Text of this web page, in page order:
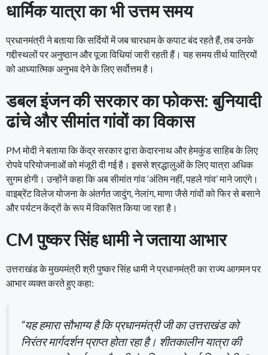
धार्मिक यात्रा का भी उत्तम समय
प्रधानमंत्री ने बताया कि सर्दियों में जब चारधाम के कपाट बंद रहते हैं, तब उनके
गद्दीस्थलों पर अनुष्ठान और पूजा विधियां जारी रहती हैं। यह समय तीर्थ यात्रियों
को आध्यात्मिक अनुभव देने के लिए सर्वोत्तम है।
डबल इंजन की सरकार का फोकस: बुनियादी
ढांचे और सीमांत गांवों का विकास
PM मोदी ने बताया कि केंद्र सरकार द्वारा केदारनाथ और हेमकुंड साहिब के लिए
रोपवे परियोजनाओं को मंजूरी दी गई है। इससे श्रद्धालुओं के लिए यात्रा अधिक
सुगम होगी। उन्होंने कहा कि अब सीमांत गांव ‘अंतिम नहीं, पहले गांव’ माने जाएंगे।
वाइब्रेंट विलेज योजना के अंतर्गत जादुंग, नेलांग, माणा जैसे गांवों को फिर से बसाने
और पर्यटन केंद्रों के रूप में विकसित किया जा रहा है।
CM पुष्कर सिंह धामी ने जताया आभार
उत्तराखंड के मुख्यमंत्री श्री पुष्कर सिंह धामी ने प्रधानमंत्री का राज्य आगमन पर
आभार व्यक्त करते हुए कहा:
“यह हमारा सौभाग्य है कि प्रधानमंत्री जी का उत्तराखंड को
निरंतर मार्गदर्शन प्राप्त होता रहा है। शीतकालीन यात्रा की